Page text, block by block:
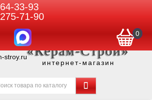
33-93
71-90
0
stroy.ru«Керам-Строй»
интернет-магазин